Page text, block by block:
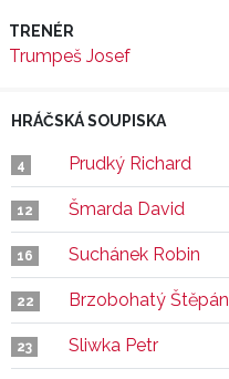
TRENÉR
Trumpeš Josef
HRÁČSKÁ SOUPISKA
4 Prudký Richard
12 Šmarda David
16 Suchánek Robin
22 Brzobohatý Štěpán
23 Sliwka Petr